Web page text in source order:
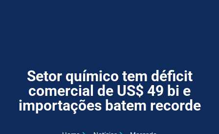
Setor químico tem déficit
comercial de US$ 49 bi e
importações batem recorde